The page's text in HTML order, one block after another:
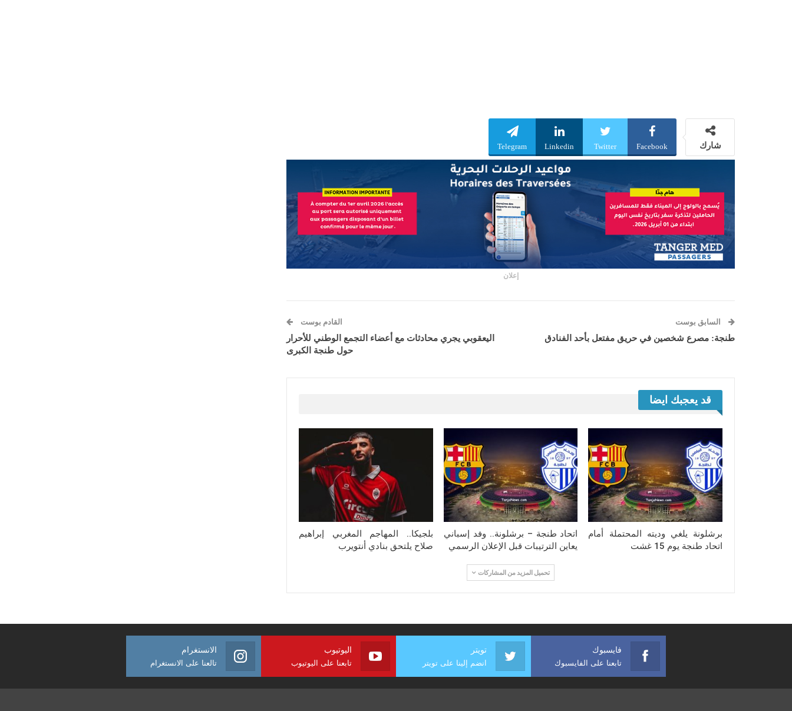
شارك Facebook
Twitter
Linkedin
Telegram
إعلان
السابق بوست
طنجة: مصرع شخصين في حريق مفتعل بأحد الفنادق
القادم بوست
اليعقوبي يجري محادثات مع أعضاء التجمع الوطني للأحرار
حول طنجة الكبرى
قد يعجبك ايضا
برشلونة يلغي وديته المحتملة أمام
اتحاد طنجة يوم 15 غشت
اتحاد طنجة – برشلونة.. وفد إسباني
يعاين الترتيبات قبل الإعلان الرسمي
بلجيكا.. المهاجم المغربي إبراهيم
صلاح يلتحق بنادي أنتويرب
تحميل المزيد من المشاركات
فايسبوك
تابعنا على الفايسبوك
تويتر
انضم إلينا على تويتر
اليوتيوب
تابعنا على اليوتيوب
الانستغرام
تالعنا على الانستغرام